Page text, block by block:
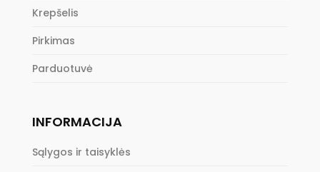
Krepšelis
Pirkimas
Parduotuvė
INFORMACIJA
Sąlygos ir taisyklės